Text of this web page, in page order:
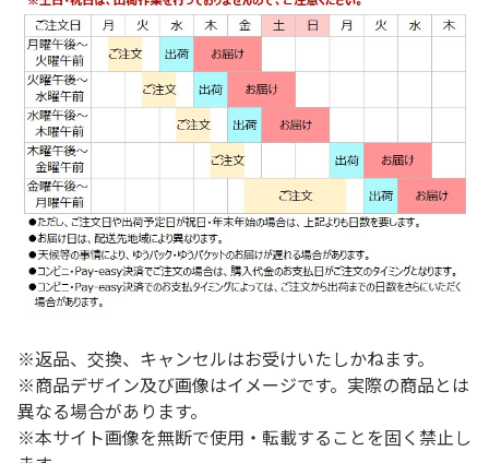
※返品、交換、キャンセルはお受けいたしかねます。
※商品デザイン及び画像はイメージです。実際の商品とは
異なる場合があります。
※本サイト画像を無断で使用・転載することを固く禁止し